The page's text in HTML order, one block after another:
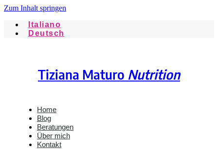
Zum Inhalt springen
Italiano
Deutsch
Tiziana Maturo Nutrition
Home
Blog
Beratungen
Über mich
Kontakt